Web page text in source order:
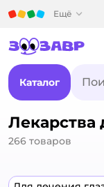
Ещё
Каталог
Лекарства
266 товаров